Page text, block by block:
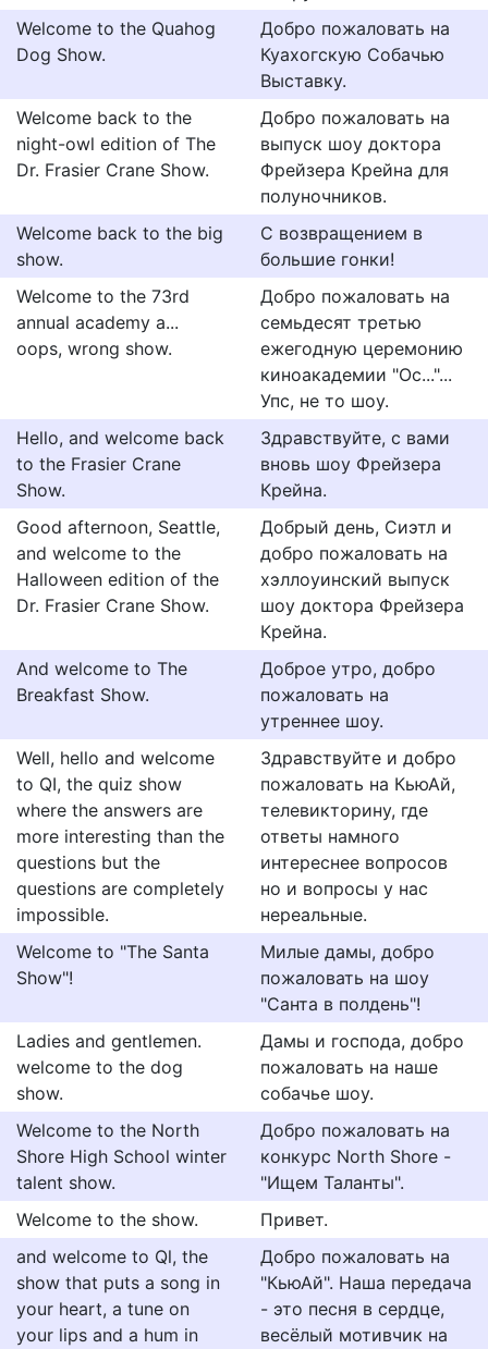
Welcome to the Quahog
Dog Show.
Добро пожаловать на
Куахогскую Собачью
Выставку.
Welcome back to the
night-owl edition of The
Dr. Frasier Crane Show.
Добро пожаловать на
выпуск шоу доктора
Фрейзера Крейна для
полуночников.
Welcome back to the big
show.
С возвращением в
большие гонки!
Welcome to the 73rd
annual academy a...
oops, wrong show.
Добро пожаловать на
семьдесят третью
ежегодную церемонию
киноакадемии "Ос..."...
Упс, не то шоу.
Hello, and welcome back
to the Frasier Crane
Show.
Здравствуйте, с вами
вновь шоу Фрейзера
Крейна.
Good afternoon, Seattle,
and welcome to the
Halloween edition of the
Dr. Frasier Crane Show.
Добрый день, Сиэтл и
добро пожаловать на
хэллоуинский выпуск
шоу доктора Фрейзера
Крейна.
And welcome to The
Breakfast Show.
Доброе утро, добро
пожаловать на
утреннее шоу.
Well, hello and welcome
to QI, the quiz show
where the answers are
more interesting than the
questions but the
questions are completely
impossible.
Здравствуйте и добро
пожаловать на КьюАй,
телевикторину, где
ответы намного
интереснее вопросов
но и вопросы у нас
нереальные.
Welcome to "The Santa
Show"!
Милые дамы, добро
пожаловать на шоу
"Санта в полдень"!
Ladies and gentlemen.
welcome to the dog
show.
Дамы и господа, добро
пожаловать на наше
собачье шоу.
Welcome to the North
Shore High School winter
talent show.
Добро пожаловать на
конкурс North Shore -
"Ищем Таланты".
Welcome to the show.
Привет.
and welcome to Ql, the
show that puts a song in
your heart, a tune on
your lips and a hum in
Добро пожаловать на
"КьюАй". Наша передача
- это песня в сердце,
весёлый мотивчик на